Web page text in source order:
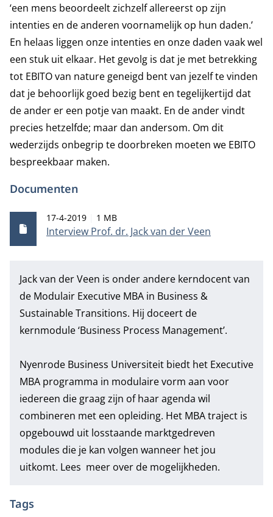
‘een mens beoordeelt zichzelf allereerst op zijn
intenties en de anderen voornamelijk op hun daden.’
En helaas liggen onze intenties en onze daden vaak wel
een stuk uit elkaar. Het gevolg is dat je met betrekking
tot EBITO van nature geneigd bent van jezelf te vinden
dat je behoorlijk goed bezig bent en tegelijkertijd dat
de ander er een potje van maakt. En de ander vindt
precies hetzelfde; maar dan andersom. Om dit
wederzijds onbegrip te doorbreken moeten we EBITO
bespreekbaar maken.
Documenten
Interview Prof. dr. Jack van der Veen
Publicatiedatum
17-4-2019 Bestandsgrootte
1 MB
Jack van der Veen is onder andere kerndocent van
de Modulair Executive MBA in Business &
Sustainable Transitions. Hij doceert de
kernmodule‘Business Process Management’.
Nyenrode Business Universiteit biedt het Executive
MBA programma in modulaire vorm aan voor
iedereen die graag zijn of haar agenda wil
combineren met een opleiding. Het MBA traject is
opgebouwd uit losstaande marktgedreven
modules die je kan volgen wanneer het jou
uitkomt. Lees meer over de mogelijkheden.
Tags